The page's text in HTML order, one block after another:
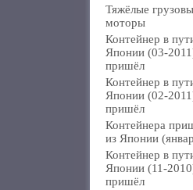
Тяжёлые
моторы
Контейнер в
Японии (03-
пришёл
Контейнер в
Японии (02-
пришёл
Контейнера
из Японии
Контейнер в
Японии (11-
пришёл